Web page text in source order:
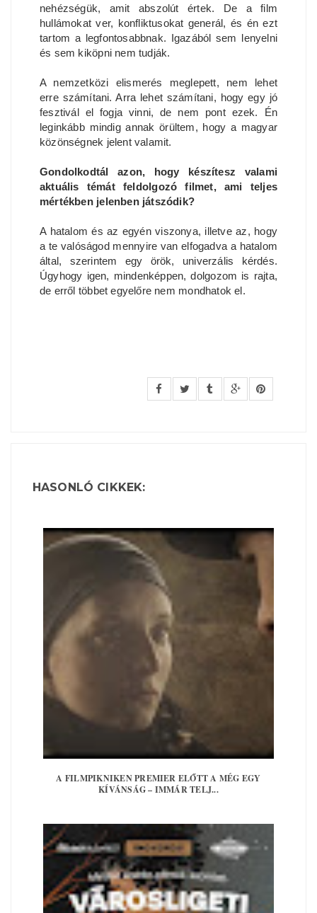
nehézségük, amit abszolút értek. De a film
hullámokat ver, konfliktusokat generál, és én ezt
tartom a legfontosabbnak. Igazából sem lenyelni
és sem kiköpni nem tudják.
A nemzetközi elismerés meglepett, nem lehet
erre számítani. Arra lehet számítani, hogy egy jó
fesztivál el fogja vinni, de nem pont ezek. Én
leginkább mindig annak örültem, hogy a magyar
közönségnek jelent valamit.
Gondolkodtál azon, hogy készítesz valami
aktuális témát feldolgozó filmet, ami teljes
mértékben jelenben játszódik?
A hatalom és az egyén viszonya, illetve az, hogy
a te valóságod mennyire van elfogadva a hatalom
által, szerintem egy örök, univerzális kérdés.
Úgyhogy igen, mindenképpen, dolgozom is rajta,
de erről többet egyelőre nem mondhatok el.
HASONLÓ CIKKEK:
A FILMPIKNIKEN PREMIER ELŐTT A MÉG EGY
KÍVÁNSÁG – IMMÁR TELJ...